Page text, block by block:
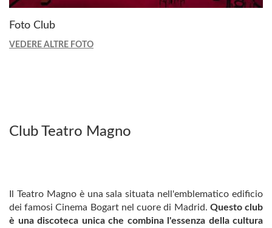
Foto Club
VEDERE ALTRE FOTO
Club Teatro Magno
Il Teatro Magno è una sala situata nell'emblematico edificio
dei famosi Cinema Bogart nel cuore di Madrid. Questo club
è una discoteca unica che combina l'essenza della cultura